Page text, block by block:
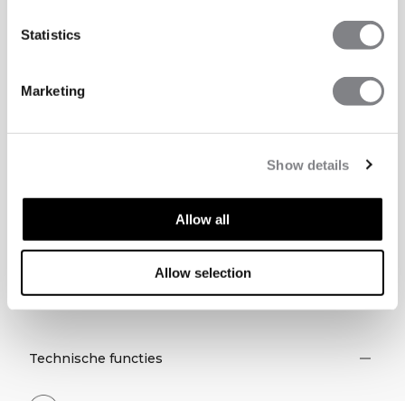
Statistics
Marketing
Show details
Allow all
Allow selection
TECHNISCHE ASPECTEN
Technische functies